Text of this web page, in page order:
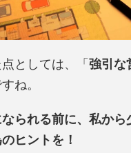
としては、「 強引な
ね。
られる前に、私から
ヒントを！